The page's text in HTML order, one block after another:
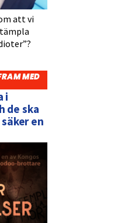
att vi
MED
i
de ska
en